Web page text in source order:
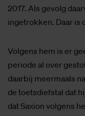
2017. Als gevolg
ingetrokken. Daar is
Volgens hem is er
periode al over
daarbij meermaals
de toetsdiefstal dat
dat Saxion volgens